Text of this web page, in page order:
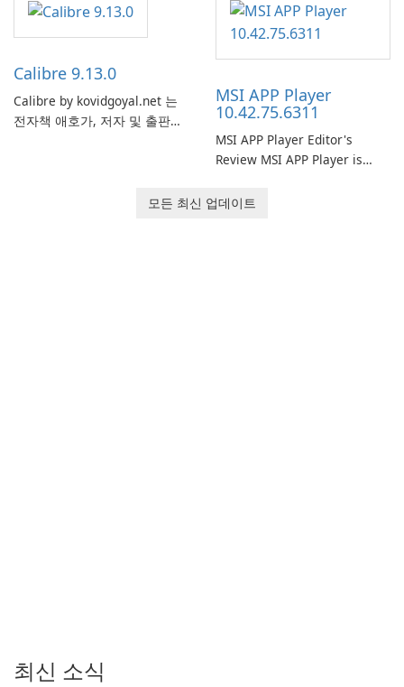
Corporation, is shaping the
edge features and seamless
Calibre 9.13.0
Calibre by kovidgoyal.net 는
전자책 애호가, 저자 및 출판사
소프트웨어는 사용자에게 다양
MSI APP Player
10.42.75.6311
MSI APP Player Editor's
Review MSI APP Player is
emulator built atop the
모든 최신 업데이트
최신 소식